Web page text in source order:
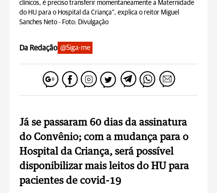
clínicos, é preciso transferir momentaneamente a Maternidade
do HU para o Hospital da Criança”, explica o reitor Miguel
Sanches Neto - Foto: Divulgação
Da Redação @Siga-me
Já se passaram 60 dias da assinatura
do Convênio; com a mudança para o
Hospital da Criança, será possível
disponibilizar mais leitos do HU para
pacientes de covid-19